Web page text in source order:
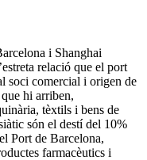
i Shanghai
relació que el port
soci comercial i origen de
hi arriben,
tèxtils i bens de
són el destí del 10%
Port de Barcelona,
farmacèutics i